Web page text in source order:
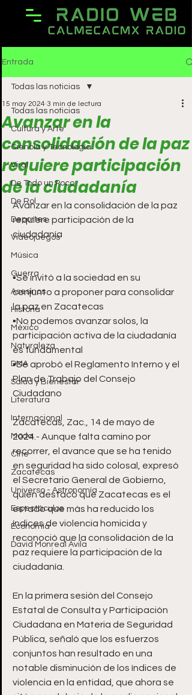
Entrada
Todas las noticias
Cultura y Arte
Ciencia y Tecnología
Viral
De Todo un Poco
De Rol
Deportes
Videojuegos
Música
Guerra
Asesinos
Historia
México
Naturaleza
DMA
Salud y Bienestar
Literatura
Internacional
Moda
Cine
Zacatecas
Universo - Astronomía
Espectáculos
Economía
David Monreal Ávila
Todas las noticias
Avanzar en la
consolidación de la paz
requiere participación
de la ciudadanía
15 may 2024 3 min de lectura
Avanzar en la consolidación de la paz
requiere participación de la
ciudadanía
▪️Se invitó a la sociedad en su
conjunto a proponer para consolidar
la paz en Zacatecas
▪️No podemos avanzar solos, la
participación activa de la ciudadanía
es fundamental
▪️Se aprobó el Reglamento Interno y el
Plan de Trabajo del Consejo
Ciudadano
Zacatecas, Zac., 14 de mayo de
2024.- Aunque falta camino por
recorrer, el avance que se ha tenido
en seguridad ha sido colosal, expresó
el Secretario General de Gobierno,
quien destacó que Zacatecas es el
estado que más ha reducido los
índices de violencia homicida y
reconoció que la consolidación de la
paz requiere la participación de la
ciudadanía.
En la primera sesión del Consejo
Estatal de Consulta y Participación
Ciudadana en Materia de Seguridad
Pública, señaló que los esfuerzos
conjuntos han resultado en una
notable disminución de los índices de
violencia en la entidad, que ahora se